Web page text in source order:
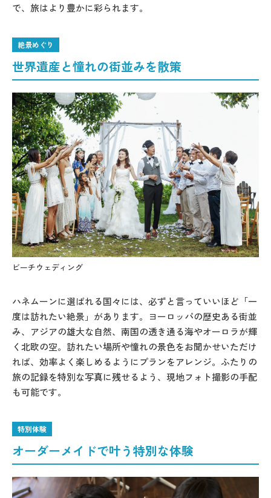
で、旅はより豊かに彩られます。
絶景めぐり
世界遺産と憧れの街並みを散策
ビーチウェディング
ハネムーンに選ばれる国々には、必ずと言っていいほど「一
度は訪れたい絶景」があります。ヨーロッパの歴史ある街並
み、アジアの雄大な自然、南国の透き通る海やオーロラが輝
く北欧の空。訪れたい場所や憧れの景色をお聞かせいただけ
れば、効率よく楽しめるようにプランをアレンジ。ふたりの
旅の記録を特別な写真に残せるよう、現地フォト撮影の手配
も可能です。
特別体験
オーダーメイドで叶う特別な体験